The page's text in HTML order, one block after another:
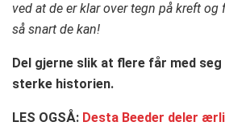
ved at de er klar over tegn på kreft
så snart de kan!
Del gjerne slik at flere får med
sterke historien.
LES OGSÅ: Desta Beeder deler